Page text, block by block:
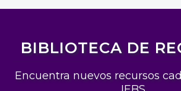
BIBLIOTECA DE
Encuentra nuevos recursos